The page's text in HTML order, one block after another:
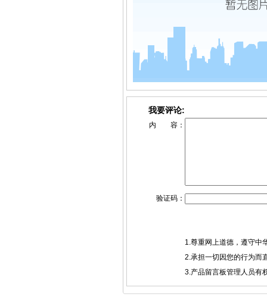
我要评论:
内 容：
验证码：
1.尊重网上道德，遵守中
2.承担一切因您的行为而
3.产品留言板管理人员有